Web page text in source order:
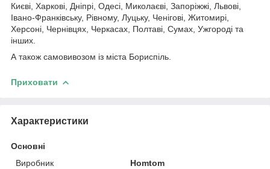
Києві, Харкові, Дніпрі, Одесі, Миколаєві, Запоріжжі, Львові,
Івано-Франківську, Рівному, Луцьку, Ченігові, Житомирі,
Херсоні, Чернівцях, Черкасах, Полтаві, Сумах, Ужгороді та
інших.
А також самовивозом із міста Бориспіль.
Приховати
Характеристики
Основні
Виробник
Homtom